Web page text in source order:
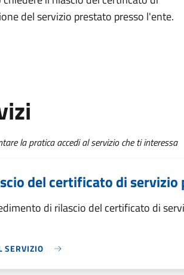
del servizio prestato presso l'ente.
la pratica accedi al servizio che ti interessa
del certificato di
di rilascio del certificato di
SERVIZIO